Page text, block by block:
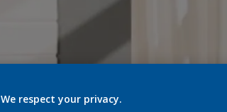
We respect your privacy.